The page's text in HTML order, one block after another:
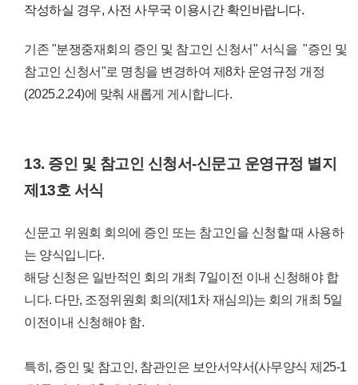
작성하실 경우, 사전 사무국 이용시간 확인바랍니다.
기존 "분쟁중재회의 증인 및 참고인 신청서" 서식을 "증인 및
참고인 신청서"로 명칭을 변경하여 제8차 운영규정 개정
(2025.2.24)에 맞춰 새롭게 게시합니다.
13. 증인 및 참고인 신청서-신문고 운영규정 별지
제13호 서식
신문고 위원회 회의에 증인 또는 참고인을 신청할 때 사용하
는 양식입니다.
해당 신청은 일반적인 회의 개최 7일이전 이내 신청해야 합
니다. 다만, 조정위원회 회의(제1차 재심의)는 회의 개최 5일
이전이내 신청해야 함.
특히, 증인 및 참고인, 참관인은 보안서약서(사무양식 제25-1